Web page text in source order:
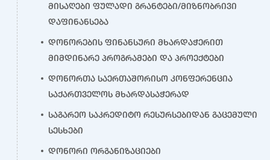
მისაღები ფულადი გრანტები/მიზნობრივი
დაფინანსება
დონორების ფინანსური მხარდაჭერით
მიმდინარე პროგრამები და პროექტები
დონორთა საერთაშორისო კონფერენცია
საქართველოს მხარდასაჭერად
საგარეო საკრედიტო რესურსებიდან გაცემული
სესხები
დონორი ორგანიზაციები